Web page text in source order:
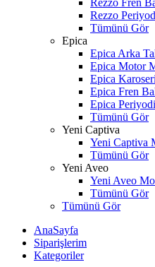
Rezzo Fren
Rezzo
Tümünü Gör
Epica
Epica Arka
Epica Motor
Epica
Epica Fren
Epica
Tümünü Gör
Yeni Captiva
Yeni Captiva
Tümünü Gör
Yeni Aveo
Yeni Aveo
Tümünü Gör
Tümünü Gör
AnaSayfa
Siparişlerim
Kategoriler